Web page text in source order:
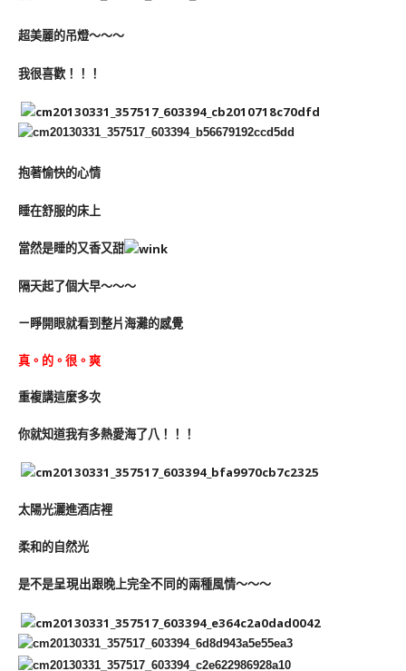
超美麗的吊燈～～～
我很喜歡！！！
抱著愉快的心情
睡在舒服的床上
當然是睡的又香又甜
隔天起了個大早～～～
ㄧ睜開眼就看到整片海灘的感覺
真。的。很。爽
重複講這麼多次
你就知道我有多熱愛海了八！！！
太陽光灑進酒店裡
柔和的自然光
是不是呈現出跟晚上完全不同 的兩種風情～～～